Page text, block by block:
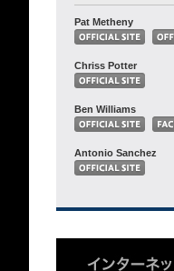
Pat Metheny
Chriss Potter
Ben Williams
Antonio Sanchez